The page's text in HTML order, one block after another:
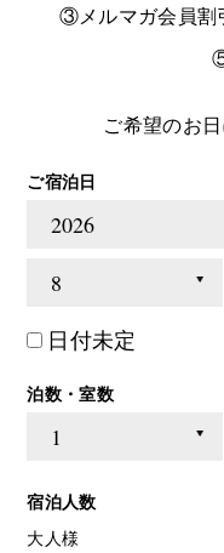
③メルマガ会員割
ご希望のお
ご宿泊日
日付未定
泊数・室数
宿泊人数
大人様